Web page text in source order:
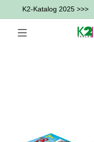
K2-Katalog 2025 >>>